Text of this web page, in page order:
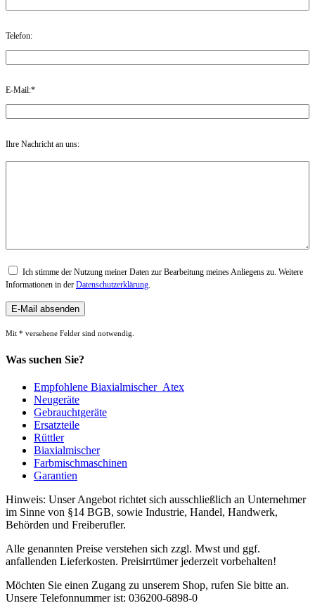
Telefon:
E-Mail:*
Ihre Nachricht an uns:
Ich stimme der Nutzung meiner Daten zur Bearbeitung meines Anliegens zu. Weitere
Informationen in der Datenschutzerklärung
Mit * versehene Felder sind notwendig.
Was suchen Sie?
Empfohlene Biaxialmischer_Atex
Neugeräte
Gebrauchtgeräte
Ersatzteile
Rüttler
Biaxialmischer
Farbmischmaschinen
Garantien
Hinweis: Unser Angebot richtet sich ausschließlich an Unternehmer
im Sinne von §14 BGB, sowie Industrie, Handel, Handwerk,
Behörden und Freiberufler.
Alle genannten Preise verstehen sich zzgl. Mwst und ggf.
anfallenden Lieferkosten. Preisirrtümer jederzeit vorbehalten!
Möchten Sie einen Zugang zu unserem Shop, rufen Sie bitte an.
Unsere Telefonnummer ist: 036200-6898-0